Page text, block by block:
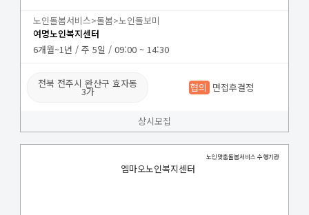
노인돌봄서비스>돌봄>노인돌보미
여명노인복지센터
6개월~1년 / 주 5일 / 09:00 ~ 14:30
전북 전주시 완산구 효자동
3가 협의 면접후결정
상시모집
노인맞춤돌봄서비스 수행기관
엠마오노인복지센터